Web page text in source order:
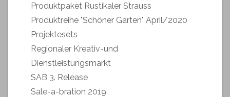
Produktpaket Rustikaler Strauss
Produktreihe "Schöner Garten" April/2020
Projektesets
Regionaler Kreativ-und
Dienstleistungsmarkt
SAB 3. Release
Sale-a-bration 2019